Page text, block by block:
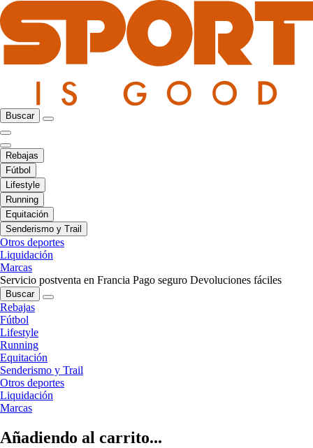
Buscar
Rebajas
Fútbol
Lifestyle
Running
Equitación
Senderismo y Trail
Otros deportes
Liquidación
Marcas
Servicio postventa en Francia Pago seguro Devoluciones fáciles
Buscar
Rebajas
Fútbol
Lifestyle
Running
Equitación
Senderismo y Trail
Otros deportes
Liquidación
Marcas
Añadiendo al carrito...